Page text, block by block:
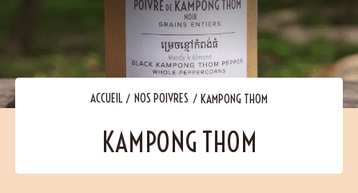
BLOG
À PROPOS
NOUS RENDRE VISITE
ACCUEIL NOS POIVRES KAMPONG THOM
KAMPONG THOM
En laissant votre e-mail, vous obtenez l’accès à nos newsletters riches en
conseils, inspirations et informations sur nos dernières nouveautés. Bien sûr, se